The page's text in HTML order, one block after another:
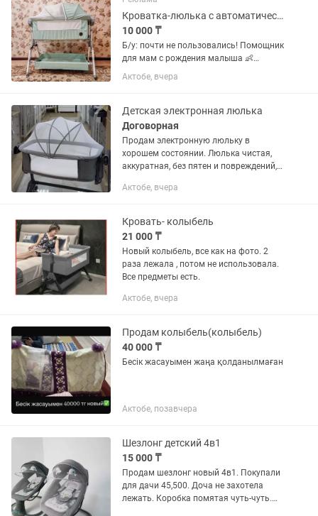
Кроватка-люлька с автоматическим укачиванием.
10 000 ₸
Б/у: почти не пользовались! Помощник
для мам с рождения малыша 👶
Обеспечивает спокойный сон
благодаря автоматическому
успокаивающую музыку для
глубокого...
Актобе, вчера
Детская электронная люлька
Договорная
Продам электронную люльку в
хорошем состоянии. Люлька чистая,
аккуратная, без пятен и повреждений,
удобная для новорожденного малыша.
Актобе, вчера
Кровать- колыбель
21 000 ₸
Новый колыбель, все как на фото. 2
раза лежала , потом не использовала.
Все предметы есть.
Актобе, вчера
Продам колыбель(колыбель)
40 000 ₸
Бесік жасауымен жаңа қолданылмаған
Актобе, позавчера
Шезлонг детский 4в1
15 000 ₸
Продам шезлонг новый 4в1. Покупали
для дачи 45,500. Доча не захотела
лежать. Коробка помятая чуть-чуть.